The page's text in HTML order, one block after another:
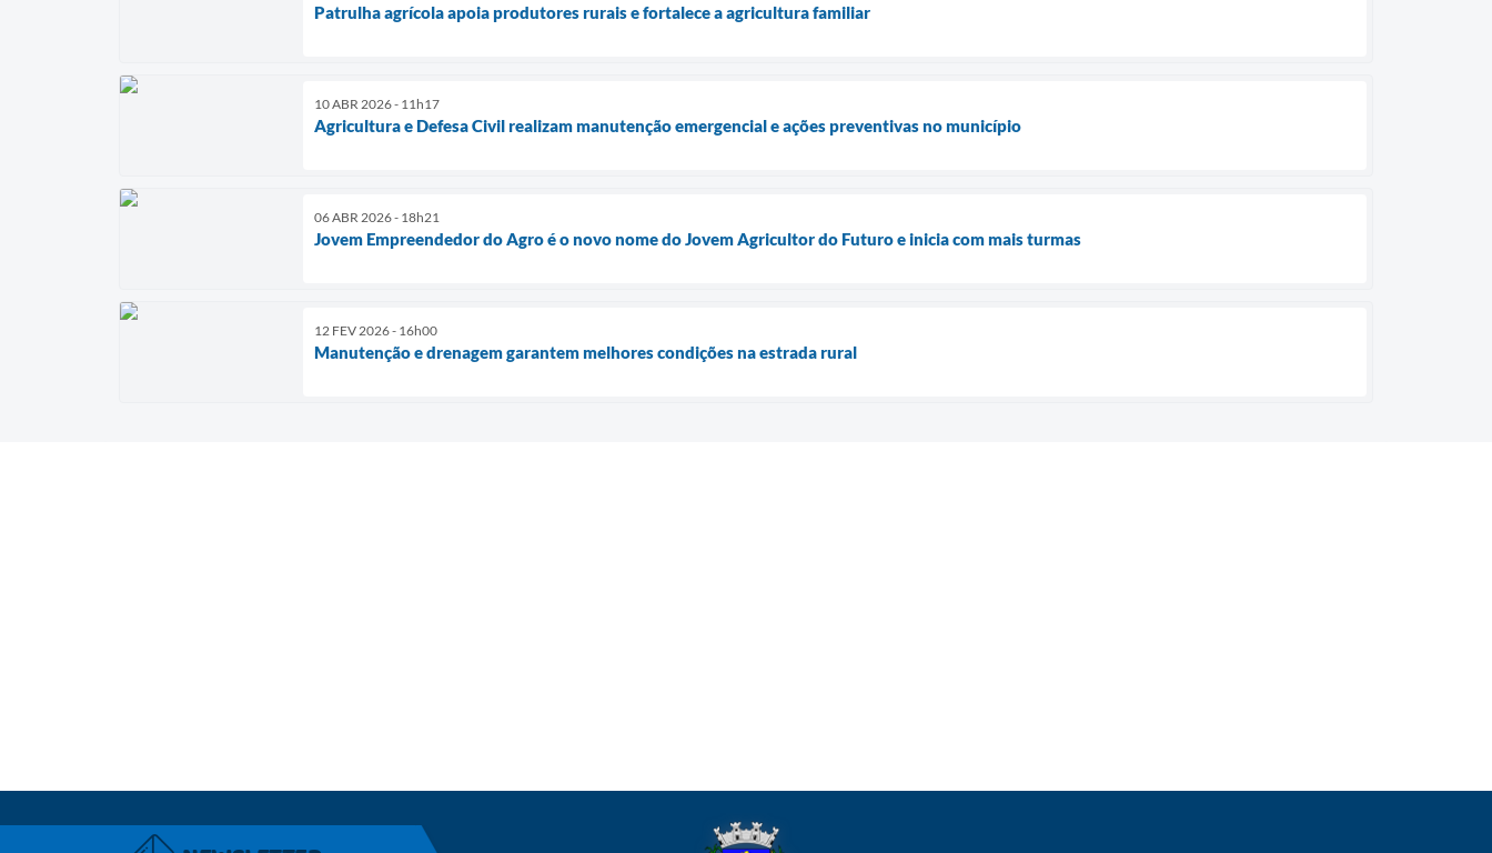
Patrulha agrícola apoia produtores rurais e fortalece a agricultura familiar
10 ABR 2026 - 11h17
Agricultura e Defesa Civil realizam manutenção emergencial e ações preventivas no município
06 ABR 2026 - 18h21
Jovem Empreendedor do Agro é o novo nome do Jovem Agricultor do Futuro e inicia com mais turmas
12 FEV 2026 - 16h00
Manutenção e drenagem garantem melhores condições na estrada rural